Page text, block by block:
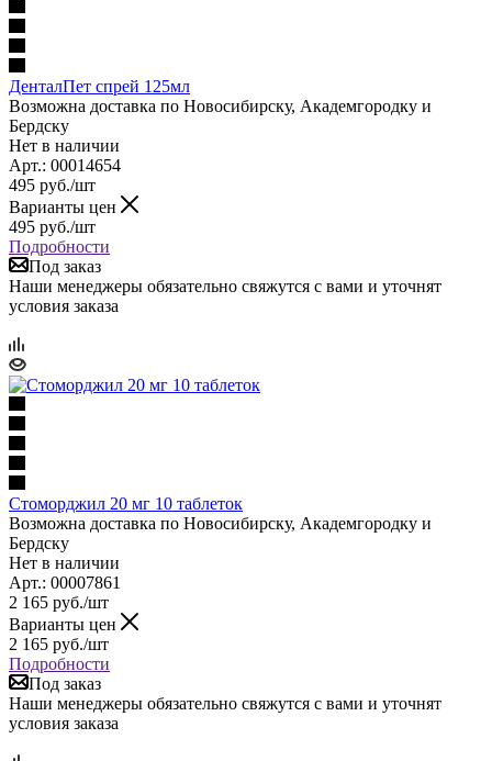
ДенталПет спрей 125мл
Возможна доставка по Новосибирску, Академгородку и
Бердску
Нет в наличии
Арт.: 00014654
495 руб./шт
Варианты цен
495 руб./шт
Подробности
Под заказ
Наши менеджеры обязательно свяжутся с вами и уточнят
условия заказа
Стоморджил 20 мг 10 таблеток
Возможна доставка по Новосибирску, Академгородку и
Бердску
Нет в наличии
Арт.: 00007861
2 165 руб./шт
Варианты цен
2 165 руб./шт
Подробности
Под заказ
Наши менеджеры обязательно свяжутся с вами и уточнят
условия заказа